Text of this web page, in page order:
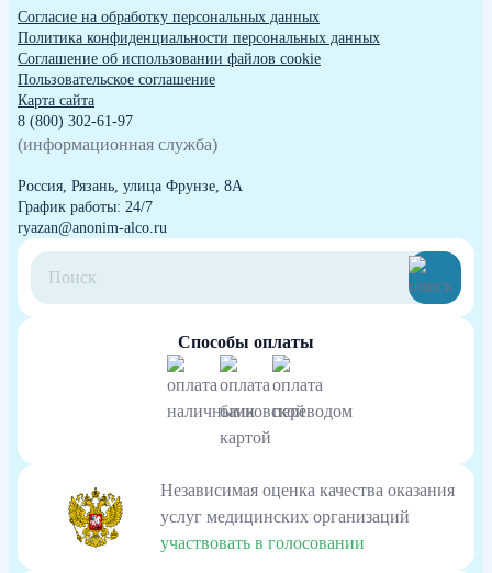
Согласие на обработку персональных данных
Политика конфиденциальности персональных данных
Cоглашение об использовании файлов cookie
Пользовательское соглашение
Карта сайта
8 (800) 302-61-97
(информационная служба)
Россия, Рязань, улица Фрунзе, 8А
График работы: 24/7
ryazan@anonim-alco.ru
Способы оплаты
Независимая оценка качества оказания
услуг медицинских организаций
участвовать в голосовании